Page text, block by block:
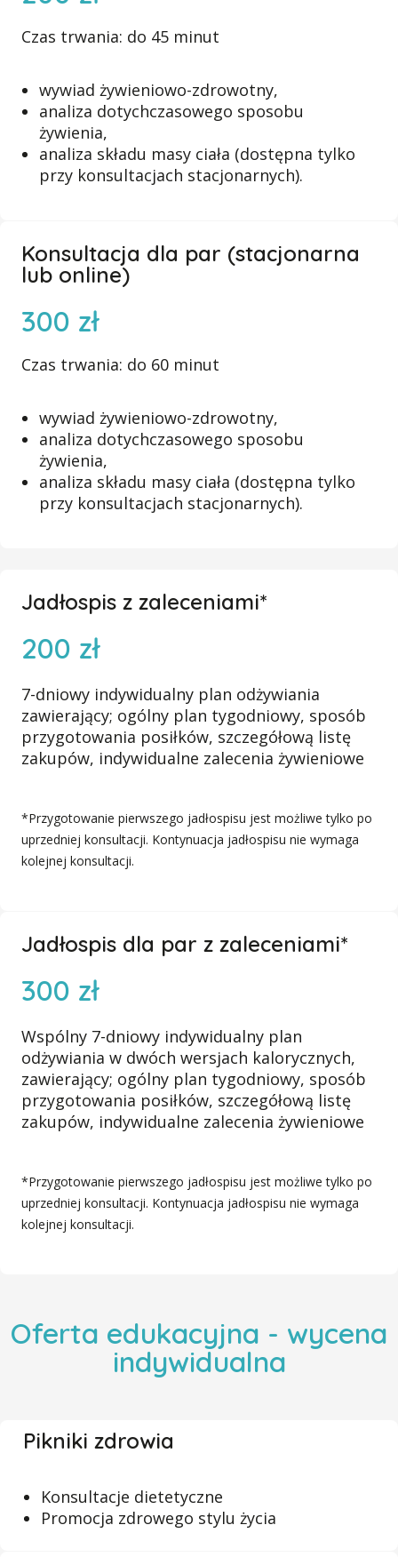
Czas trwania: do 45 minut
wywiad żywieniowo-zdrowotny,
analiza dotychczasowego sposobu
żywienia,
analiza składu masy ciała (dostępna tylko
przy konsultacjach stacjonarnych).
Konsultacja dla par (stacjonarna
lub online)
300 zł
Czas trwania: do 60 minut
wywiad żywieniowo-zdrowotny,
analiza dotychczasowego sposobu
żywienia,
analiza składu masy ciała (dostępna tylko
przy konsultacjach stacjonarnych).
Jadłospis z zaleceniami*
200 zł
7-dniowy indywidualny plan odżywiania
zawierający; ogólny plan tygodniowy, sposób
przygotowania posiłków, szczegółową listę
zakupów, indywidualne zalecenia żywieniowe
*Przygotowanie pierwszego jadłospisu jest możliwe tylko po
uprzedniej konsultacji. Kontynuacja jadłospisu nie wymaga
kolejnej konsultacji.
Jadłospis dla par z zaleceniami*
300 zł
Wspólny 7-dniowy indywidualny plan
odżywiania w dwóch wersjach kalorycznych,
zawierający; ogólny plan tygodniowy, sposób
przygotowania posiłków, szczegółową listę
zakupów, indywidualne zalecenia żywieniowe
*Przygotowanie pierwszego jadłospisu jest możliwe tylko po
uprzedniej konsultacji. Kontynuacja jadłospisu nie wymaga
kolejnej konsultacji.
Oferta edukacyjna - wycena
indywidualna
Pikniki zdrowia
Konsultacje dietetyczne
Promocja zdrowego stylu życia